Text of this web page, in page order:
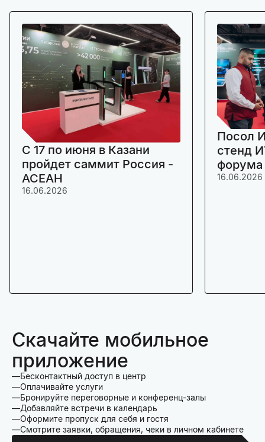
C 17 по июня в Казани
пройдет саммит Россия -
АСЕАН
16.06.2026
Посол
стенд
16.06.2026
Скачайте мобильное
приложение
Бесконтактный доступ в центр
Оплачивайте услуги
Бронируйте переговорные и конференц-залы
Добавляйте встречи в календарь
Оформите пропуск для себя и гостя
Смотрите заявки, обращения, чеки в личном кабинете